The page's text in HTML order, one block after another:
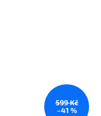
599 Kč
–41 %